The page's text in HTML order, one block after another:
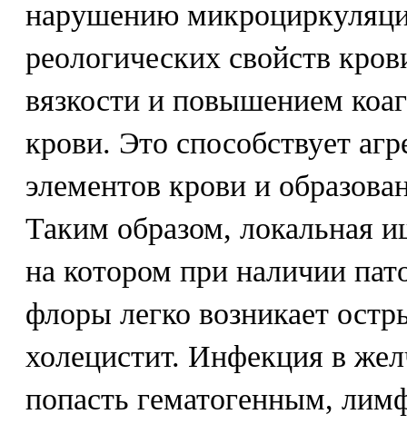
нарушению
реологических свойств
вязкости и повышением
крови. Это способствует
элементов крови и
Таким образом, локальная
на котором при наличии
флоры легко возникает
холецистит. Инфекция в
попасть гематогенным,